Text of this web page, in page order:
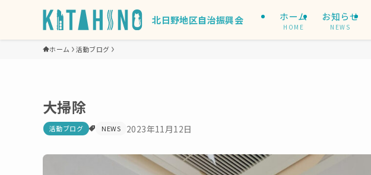
北日野地区自治振興会 ホーム
HOME
お知らせ
NEWS
ホーム 活動ブログ
大掃除
活動ブログ NEWS 2023年11月12日